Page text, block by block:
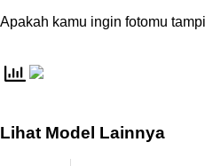
Apakah kamu ingin fotomu
Lihat Model Lainnya